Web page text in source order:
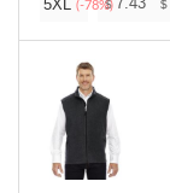
5XL (-78%)
$ $